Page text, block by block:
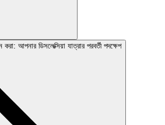
আপনার ডিসলেক্সিয়া যাত্রার পরবর্তী পদক্ষেপ